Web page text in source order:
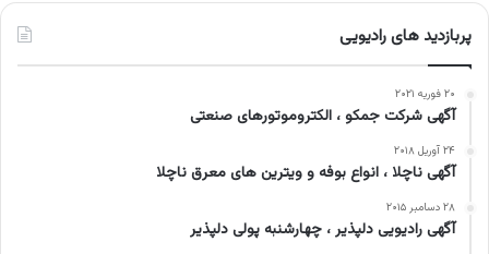
پربازدید های رادیویی
۲۰ فوریه ۲۰۲۱
آگهی شرکت جمکو ، الکتروموتورهای صنعتی
۲۴ آوریل ۲۰۱۸
آگهی ناچلا ، انواع بوفه و ویترین های معرق ناچلا
۲۸ دسامبر ۲۰۱۵
آگهی رادیویی دلپذیر ، چهارشنبه پولی دلپذیر